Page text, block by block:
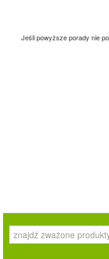
Jeśli powyższe porady nie